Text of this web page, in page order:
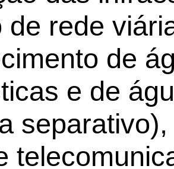
de rede
de
e de